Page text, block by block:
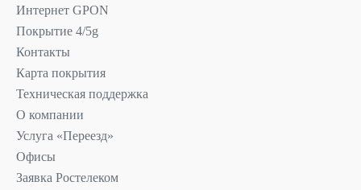
Интернет GPON
Покрытие 4/5g
Контакты
Карта покрытия
Техническая поддержка
О компании
Услуга «Переезд»
Офисы
Заявка Ростелеком